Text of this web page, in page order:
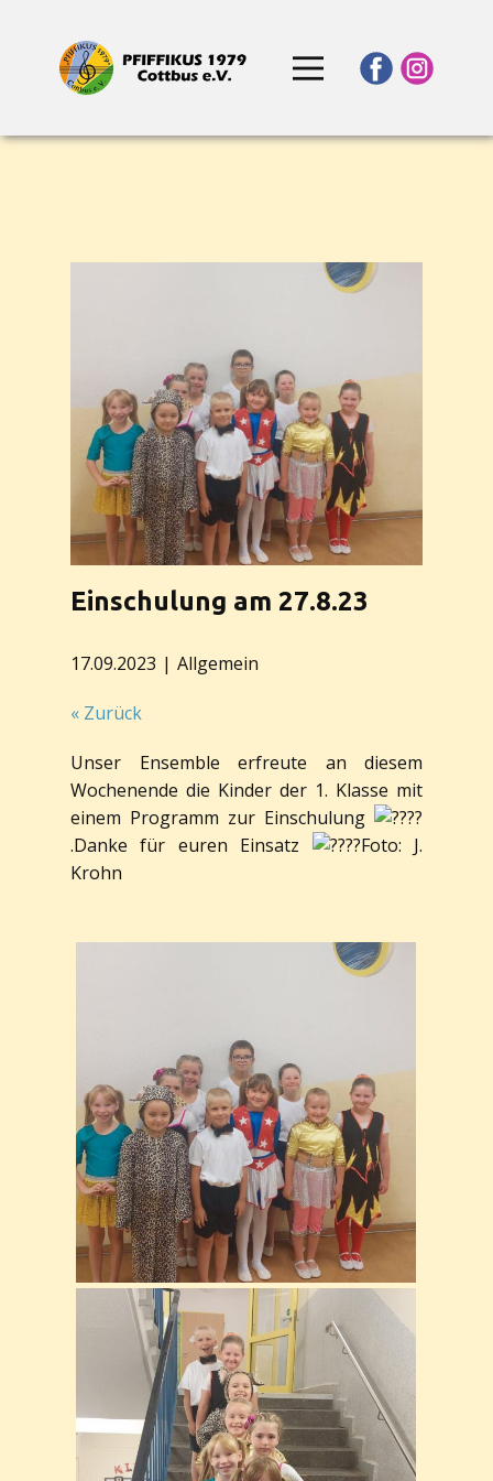
Einschulung am 27.8.23
17.09.2023 Allgemein
« Zurück
Unser Ensemble erfreute an diesem
Wochenende die Kinder der 1. Klasse mit
einem Programm zur Einschulung
.Danke für euren Einsatz
Foto: J.
Krohn